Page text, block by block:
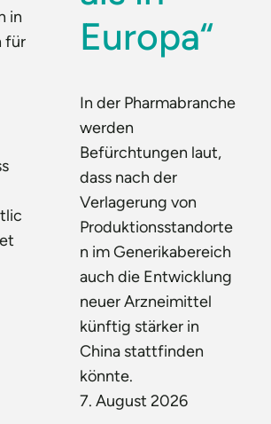
in
für
Europa“
In der Pharmabranche
werden
Befürchtungen laut,
dass nach der
Verlagerung von
Produktionsstandorte
n im Generikabereich
auch die Entwicklung
neuer Arzneimittel
künftig stärker in
China stattfinden
könnte.
7. August 2026